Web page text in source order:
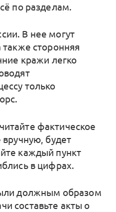
по разделам.
В нее могут
также сторонняя
кражи легко
только
фактическое
будет
каждый пункт
в цифрах.
должным образом
составьте акты о